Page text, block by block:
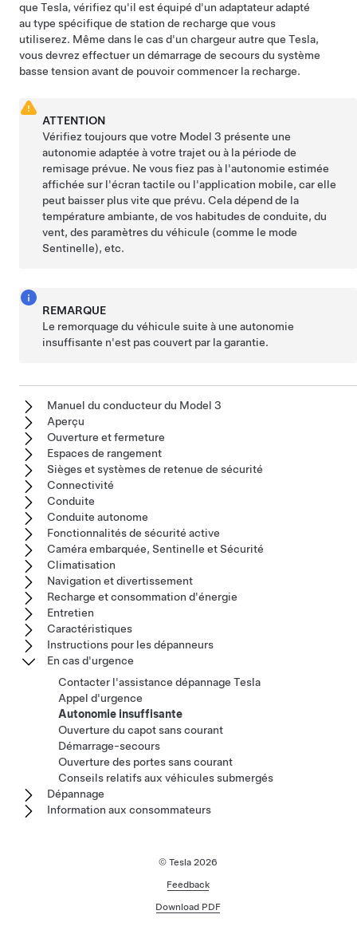
que Tesla, vérifiez qu'il est équipé d'un adaptateur adapté
au type spécifique de station de recharge que vous
utiliserez. Même dans le cas d'un chargeur autre que Tesla,
vous devrez effectuer un démarrage de secours du système
basse tension avant de pouvoir commencer la recharge.
ATTENTION
Vérifiez toujours que votre Model 3 présente une
autonomie adaptée à votre trajet ou à la période de
remisage prévue. Ne vous fiez pas à l'autonomie estimée
affichée sur l'écran tactile ou l'application mobile, car elle
peut baisser plus vite que prévu. Cela dépend de la
température ambiante, de vos habitudes de conduite, du
vent, des paramètres du véhicule (comme le mode
Sentinelle), etc.
REMARQUE
Le remorquage du véhicule suite à une autonomie
insuffisante n'est pas couvert par la garantie.
Manuel du conducteur du Model 3
Aperçu
Ouverture et fermeture
Espaces de rangement
Sièges et systèmes de retenue de sécurité
Connectivité
Conduite
Conduite autonome
Fonctionnalités de sécurité active
Caméra embarquée, Sentinelle et Sécurité
Climatisation
Navigation et divertissement
Recharge et consommation d'énergie
Entretien
Caractéristiques
Instructions pour les dépanneurs
En cas d'urgence
Contacter l'assistance dépannage Tesla
Appel d'urgence
Autonomie insuffisante
Ouverture du capot sans courant
Démarrage-secours
Ouverture des portes sans courant
Conseils relatifs aux véhicules submergés
Dépannage
Information aux consommateurs
© Tesla 2026
Feedback
Download PDF